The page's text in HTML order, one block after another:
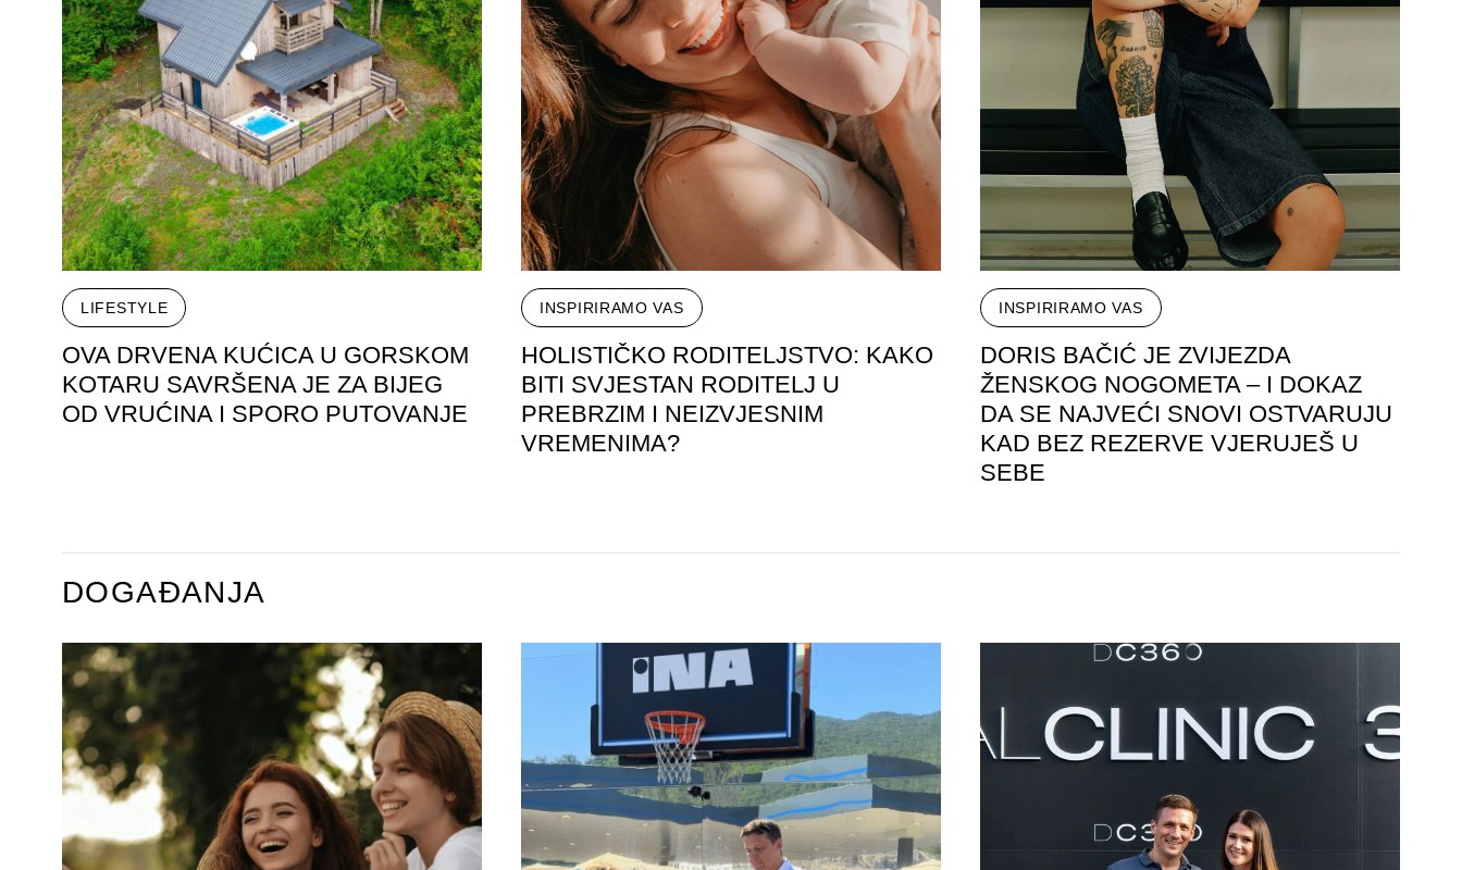
LIFESTYLE
OVA DRVENA KUĆICA U GORSKOM
KOTARU SAVRŠENA JE ZA BIJEG
OD VRUĆINA I SPORO PUTOVANJE
INSPIRIRAMO VAS
HOLISTIČKO RODITELJSTVO: KAKO
BITI SVJESTAN RODITELJ U
PREBRZIM I NEIZVJESNIM
VREMENIMA?
INSPIRIRAMO VAS
DORIS BAČIĆ JE ZVIJEZDA
ŽENSKOG NOGOMETA – I DOKAZ
DA SE NAJVEĆI SNOVI OSTVARUJU
KAD BEZ REZERVE VJERUJEŠ U
SEBE
DOGAĐANJA